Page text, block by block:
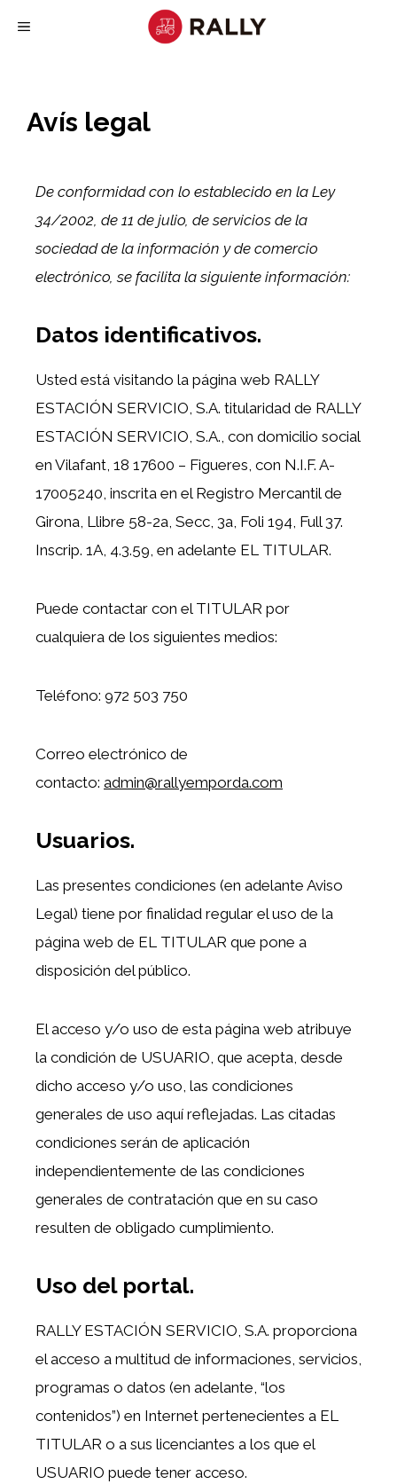
Avís legal
De conformidad con lo establecido en la Ley
34/2002, de 11 de julio, de servicios de la
sociedad de la información y de comercio
electrónico, se facilita la siguiente información:
Datos identificativos.
Usted está visitando la página web RALLY
ESTACIÓN SERVICIO, S.A. titularidad de RALLY
ESTACIÓN SERVICIO, S.A., con domicilio social
en Vilafant, 18 17600 – Figueres, con N.I.F. A-
17005240, inscrita en el Registro Mercantil de
Girona, Llibre 58-2a, Secc, 3a, Foli 194, Full 37.
Inscrip. 1A, 4.3.59, en adelante EL TITULAR.
Puede contactar con el TITULAR por
cualquiera de los siguientes medios:
Teléfono: 972 503 750
Correo electrónico de
contacto: admin@rallyemporda.com
Usuarios.
Las presentes condiciones (en adelante Aviso
Legal) tiene por finalidad regular el uso de la
página web de EL TITULAR que pone a
disposición del público.
El acceso y/o uso de esta página web atribuye
la condición de USUARIO, que acepta, desde
dicho acceso y/o uso, las condiciones
generales de uso aquí reflejadas. Las citadas
condiciones serán de aplicación
independientemente de las condiciones
generales de contratación que en su caso
resulten de obligado cumplimiento.
Uso del portal.
RALLY ESTACIÓN SERVICIO, S.A. proporciona
el acceso a multitud de informaciones, servicios,
programas o datos (en adelante, “los
contenidos”) en Internet pertenecientes a EL
TITULAR o a sus licenciantes a los que el
USUARIO puede tener acceso.